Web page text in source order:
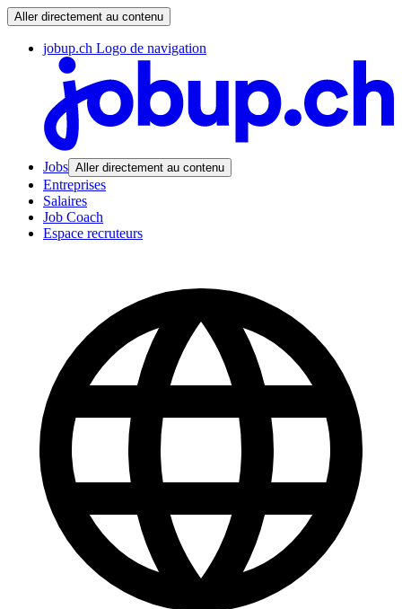
Aller directement au contenu
jobup.ch Logo de navigation
Jobs Aller directement au contenu
Entreprises
Salaires
Job Coach
Espace recruteurs